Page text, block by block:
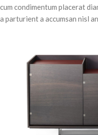
cum condimentum placerat
a parturient a accumsan nisl